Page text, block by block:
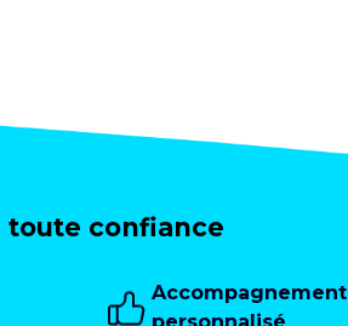
toute confiance
Accompagnement